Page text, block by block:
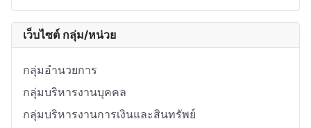
เว็บไซต์ กลุ่ม/หน่วย
กลุ่มอำนวยการ
กลุ่มบริหารงานบุคคล
กลุ่มบริหารงานการเงินและสินทรัพย์